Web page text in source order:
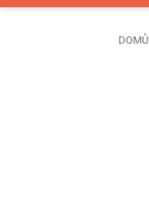
DOMŮ